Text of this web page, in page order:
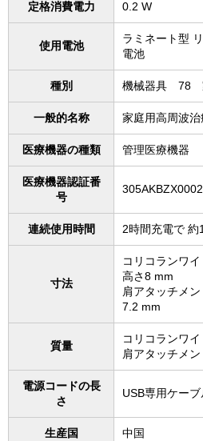
定格消費電力 0.2 W
使用電池
ラミネート型
電池
種別 機械器具 78
一般的名称 家庭用高周波治
医療機器の種類 管理医療機器
医療機器認証番
号
連続使用時間 2時間充電で 約
寸法
コリコランワ
高さ8 mm
肩アタッチメ
7.2 mm
質量
コリコランワ
肩アタッチメ
電源コードの長
さ
USB専用ケー
生産国 中国